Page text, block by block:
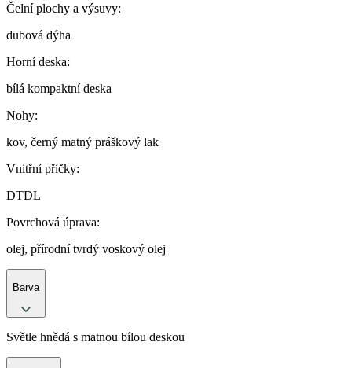
Čelní plochy a výsuvy:
dubová dýha
Horní deska:
bílá kompaktní deska
Nohy:
kov, černý matný práškový lak
Vnitřní příčky:
DTDL
Povrchová úprava:
olej, přírodní tvrdý voskový olej
Barva
Světle hnědá s matnou bílou deskou